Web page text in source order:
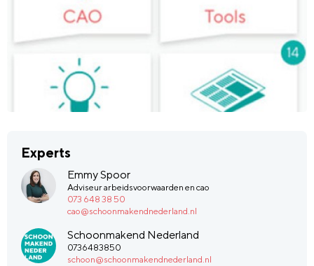
Experts
Emmy Spoor
Adviseur arbeidsvoorwaarden en cao
073 648 38 50
cao@schoonmakendnederland.nl
Schoonmakend Nederland
0736483850
schoon@schoonmakendnederland.nl